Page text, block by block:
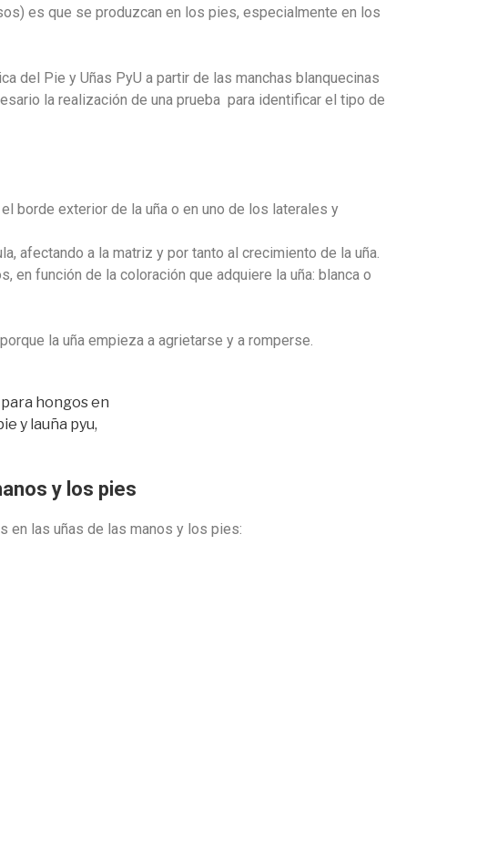
es que se produzcan en los pies, especialmente en los
del Pie y Uñas PyU a partir de las manchas blanquecinas
la realización de una prueba para identificar el tipo de
borde exterior de la uña o en uno de los laterales y
afectando a la matriz y por tanto al crecimiento de la uña.
función de la coloración que adquiere la uña: blanca o
la uña empieza a agrietarse y a romperse.
y los pies
en las uñas de las manos y los pies: